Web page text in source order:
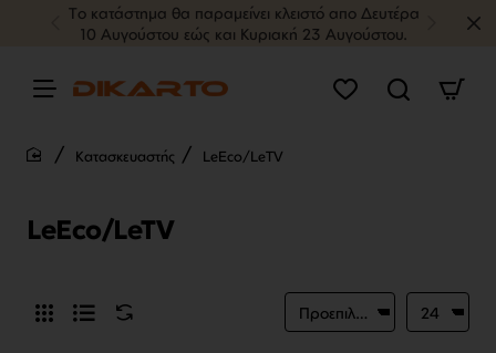
Tο κατάστημα θα παραμείνει κλειστό απο Δευτέρα
10 Αυγούστου εώς και Κυριακή 23 Αυγούστου.
LeEco/LeTV
Κατασκευαστής LeEco/LeTV